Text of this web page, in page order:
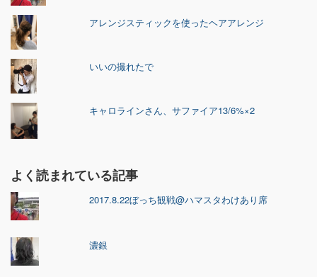
アレンジスティックを使ったヘアアレンジ
いいの撮れたで
キャロラインさん、サファイア13/6%×2
よく読まれている記事
2017.8.22ぼっち観戦@ハマスタわけあり席
濃銀